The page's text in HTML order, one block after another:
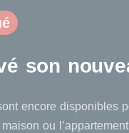
son
encore disponibles
ou